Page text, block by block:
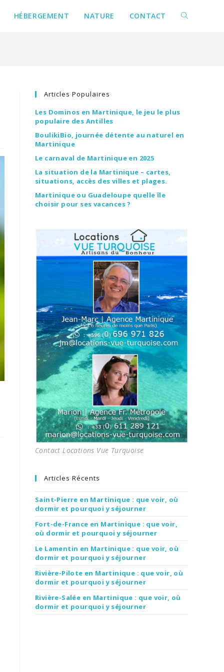
HÉBERGEMENT NATURE CONTACT
Articles Populaires
Les Dominos en Martinique, le jeu le plus
populaire des Antilles
BoulikiBio, journée détente au naturel en
Martinique
Le carnaval de Martinique en 2025
La situation de la Martinique – cartes,
situations, accès des villes et plages.
Martinique ou Guadeloupe quelle île
choisir pour ses vacances ?
Contact Locations Vue Turquoise
Articles Récents
Saint-Pierre en Martinique : que voir, où
dormir et pourquoi y séjourner
Fort-de-France en Martinique : que voir,
où dormir et pourquoi y séjourner
Le Lamentin en Martinique : que voir, où
dormir et pourquoi y séjourner
Rivière-Pilote en Martinique : que voir, où
dormir et pourquoi y séjourner
Rivière-Salée en Martinique : que voir, où
dormir et pourquoi y séjourner